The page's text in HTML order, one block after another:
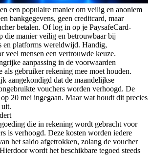
een populaire manier om veilig en anoniem
bankgegevens, geen creditcard, maar
betalen. Of log in op je PaysafeCard-
die manier veilig en betrouwbaar bij
en platforms wereldwijd. Handig,
veel mensen een vertrouwde keuze.
aanpassing in de voorwaarden
als gebruiker rekening mee moet houden.
aangekondigd dat de maandelijkse
vouchers worden verhoogd. De
20 mei ingegaan. Maar wat houdt dit precies
uit.
die in rekening wordt gebracht voor
is verhoogd. Deze kosten worden iedere
het saldo afgetrokken, zolang de voucher
wordt het beschikbare tegoed steeds